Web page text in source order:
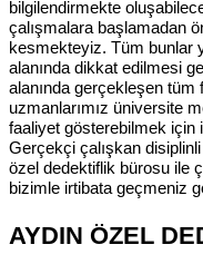
bilgilendirmekte
çalışmalara başlamadan
kesmekteyiz. Tüm bunlar
alanında dikkat edilmesi
alanında gerçekleşen
uzmanlarımız üniversite
faaliyet gösterebilmek için
Gerçekçi çalışkan
özel dedektiflik bürosu ile
bizimle irtibata geçmeniz
AYDIN ÖZEL